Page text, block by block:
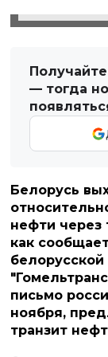
— тогда
Белорусь
нефти через
как
письмо
ноября,
транзит